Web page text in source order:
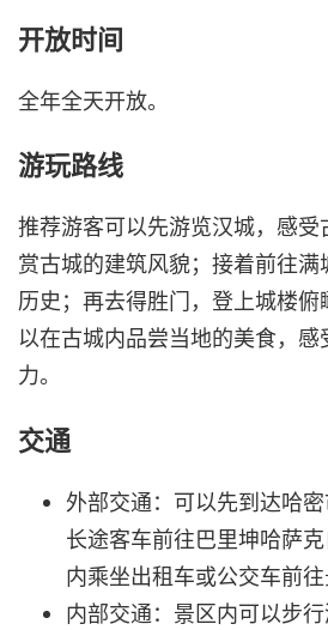
开放时间
全年全天开放。
游玩路线
推荐游客可以先游览汉城，感
赏古城的建筑风貌；接着前往
历史；再去得胜门，登上城楼
以在古城内品尝当地的美食，
力。
交通
外部交通：可以先到达哈
长途客车前往巴里坤哈萨
内乘坐出租车或公交车前往
内部交通：景区内可以步